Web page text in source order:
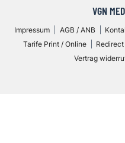
VGN
Impressum AGB / ANB
Tarife Print / Online
Vertrag